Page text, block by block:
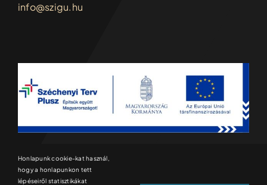
info@szigu.hu
Honlapunk cookie-kat használ,
hogy a honlapunkon tett
lépéseiről statisztikákat